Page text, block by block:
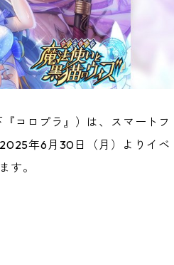
コロプラ』）は、スマートフ
年6月30日（月）よりイベ
す。